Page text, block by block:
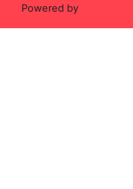
Powered by